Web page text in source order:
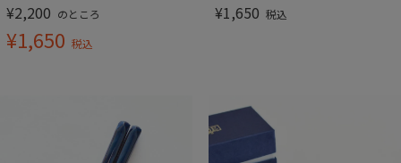
¥2,200 のところ
¥1,650 税込
¥1,650 税込